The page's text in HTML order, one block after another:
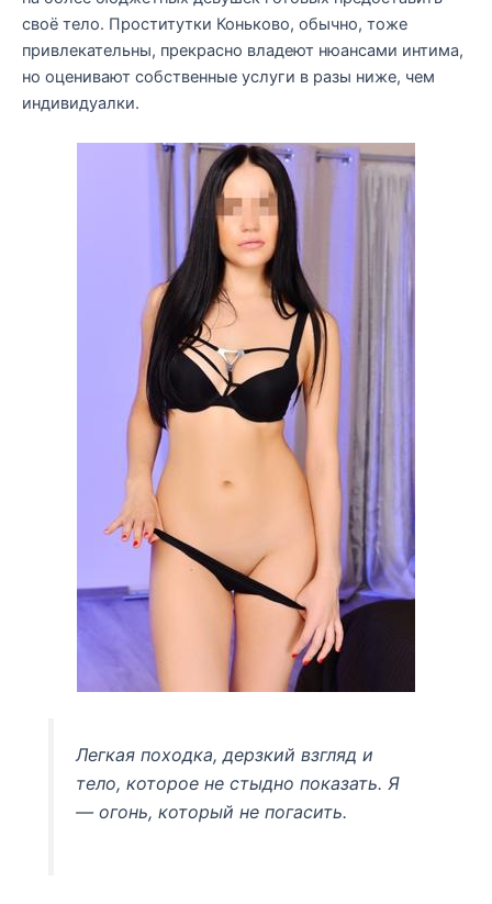
своё тело. Проститутки Коньково, обычно, тоже
привлекательны, прекрасно владеют нюансами интима,
но оценивают собственные услуги в разы ниже, чем
индивидуалки.
Легкая походка, дерзкий взгляд и
тело, которое не стыдно показать. Я
— огонь, который не погасить.